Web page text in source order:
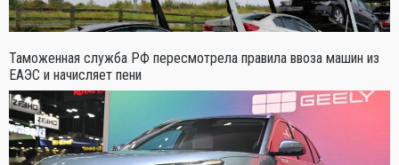
Таможенная служба РФ пересмотрела правила ввоза машин из
ЕАЭС и начисляет пени